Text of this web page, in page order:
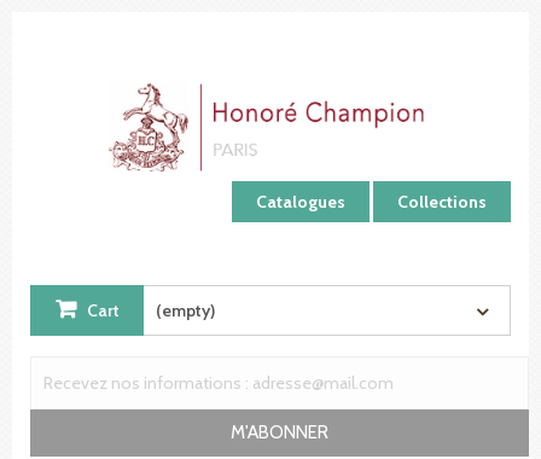
Catalogues Collections
Cart (empty)
M'ABONNER